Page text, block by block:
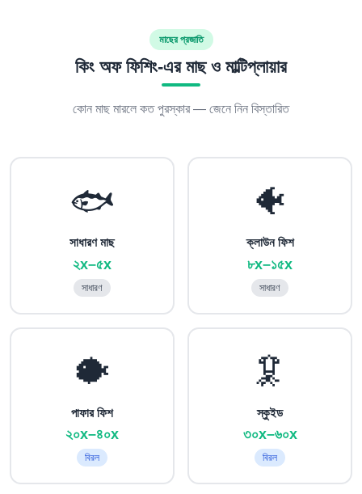
মাছের প্রজাতি
কিং অফ ফিশিং-এর মাছ ও মাল্টিপ্লায়ার
কোন মাছ মারলে কত পুরস্কার — জেনে নিন বিস্তারিত
🐟
সাধারণ মাছ
২x–৫x
সাধারণ
🐠
ক্লাউন ফিশ
৮x–১৫x
সাধারণ
🐡
পাফার ফিশ
২০x–৪০x
বিরল
🦑
স্কুইড
৩০x–৬০x
বিরল